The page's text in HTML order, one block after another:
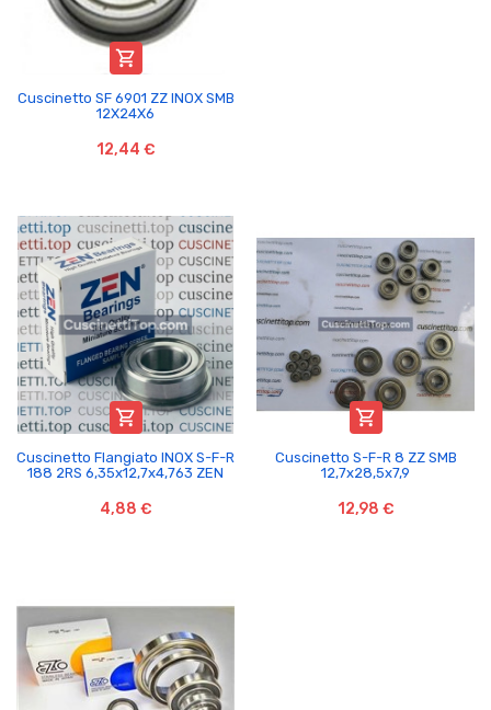

Cuscinetto SF 6901 ZZ INOX SMB
12X24X6
12,44 €

Cuscinetto Flangiato INOX S-F-R
188 2RS 6,35x12,7x4,763 ZEN
4,88 €

Cuscinetto S-F-R 8 ZZ SMB
12,7x28,5x7,9
12,98 €